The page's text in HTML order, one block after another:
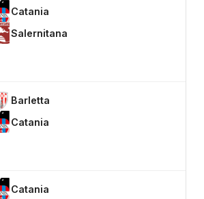
Catania
Salernitana
Barletta
Catania
Catania